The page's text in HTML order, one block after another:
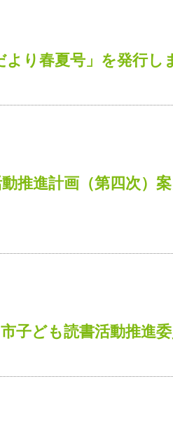
より春夏号」を発行し
動推進計画（第四次）
子ども読書活動推進